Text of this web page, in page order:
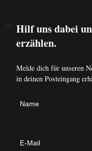
Hilf uns dabei
erzählen.
Melde dich für unseren
in deinen Posteingang